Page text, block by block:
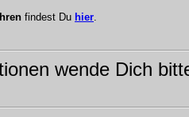
findest Du hier.
wende Dich